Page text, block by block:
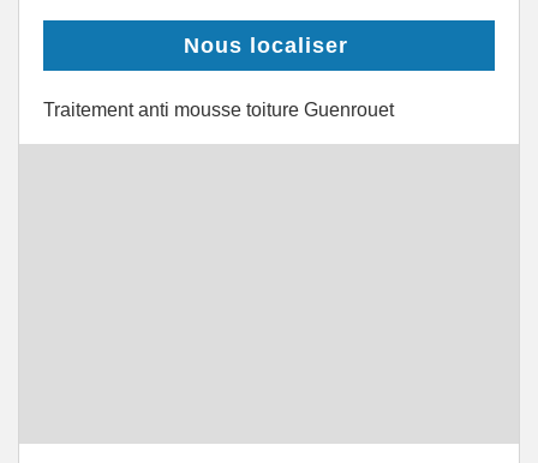
Nous localiser
Traitement anti mousse toiture Guenrouet